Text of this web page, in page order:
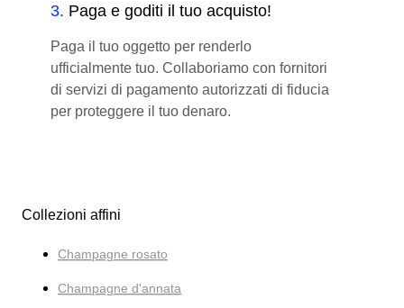
3. Paga e goditi il tuo acquisto!
Paga il tuo oggetto per renderlo
ufficialmente tuo. Collaboriamo con fornitori
di servizi di pagamento autorizzati di fiducia
per proteggere il tuo denaro.
Collezioni affini
Champagne rosato
Champagne d'annata